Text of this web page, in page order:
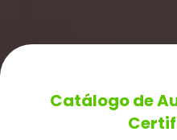
Catálogo de